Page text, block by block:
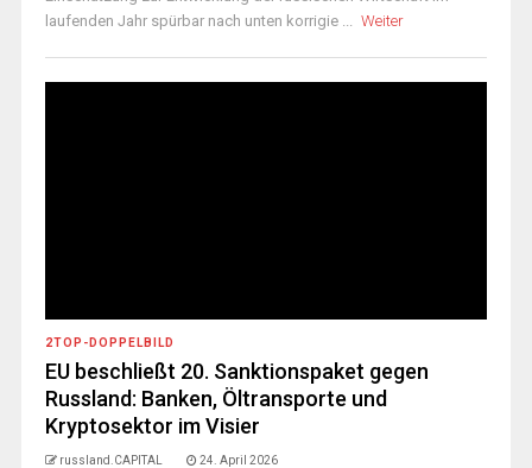
laufenden Jahr spürbar nach unten korrigie ... Weiter
2TOP-DOPPELBILD
EU beschließt 20. Sanktionspaket gegen
Russland: Banken, Öltransporte und
Kryptosektor im Visier
russland.CAPITAL 24. April 2026